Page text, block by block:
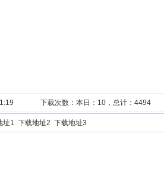
下载次数：本日： 10，总计： 4494
址1 下载地址2 下载地址3